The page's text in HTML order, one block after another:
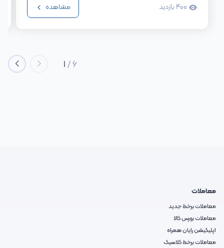
400 بازدید مشاهده
1/6
معاملات
معاملات برخط جدید
معاملات بورس کالا
اپلیکیشن رایان همراه
معاملات برخط کلاسیک